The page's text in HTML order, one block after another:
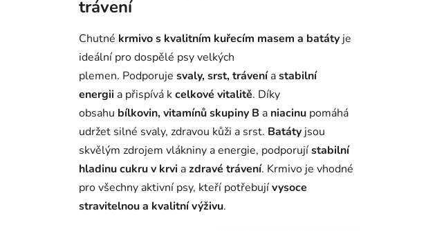
je
hvězdiček.
trávení
Chutné krmivo s kvalitním kuřecím masem a batáty je
ideální pro dospělé psy velkých
plemen. Podporuje svaly, srst, tráveníastabilní
energii a přispívá kcelkové vitalitě. Díky
obsahu bílkovin, vitamínů skupiny B a niacinu pomáhá
udržet silné svaly, zdravou kůži a srst. Batáty jsou
skvělým zdrojem vlákniny a energie, podporujístabilní
hladinu cukru v krvi azdravé trávení. Krmivo je vhodné
pro všechny aktivní psy, kteří potřebujívysoce
stravitelnou a kvalitní výživu.